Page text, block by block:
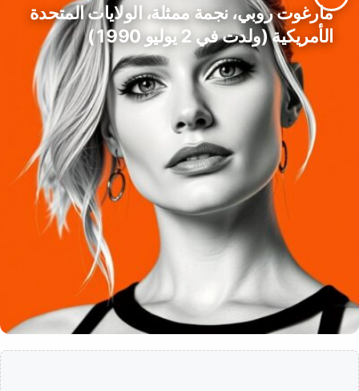
مارغوت روبي، نجمة ممثلة، الولايات المتحدة
الأمريكية (ولدت في 2 يوليو 1990)